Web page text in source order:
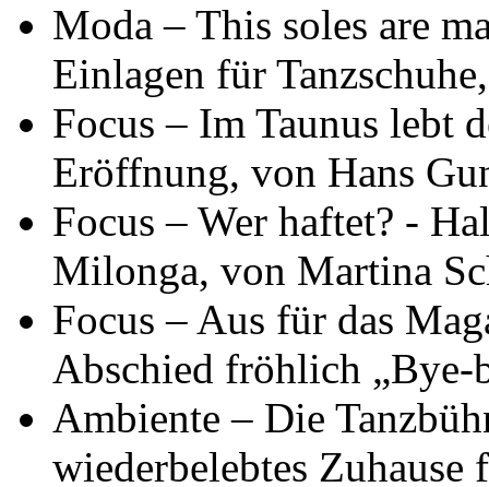
Moda – This soles are
Einlagen für
Focus – Im Taunus lebt
Eröffnung, von Hans
Focus – Wer haftet? -
Milonga, von Martina
Focus – Aus für das
Abschied fröhlich
Ambiente – Die
wiederbelebtes